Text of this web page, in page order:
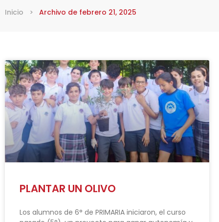
Inicio > Archivo de febrero 21, 2025
PLANTAR UN OLIVO
Los alumnos de 6° de PRIMARIA iniciaron, el curso